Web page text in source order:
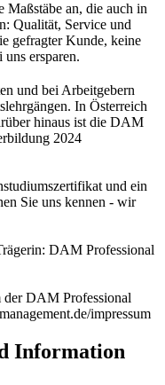
Maßstäbe an, die auch in
Qualität, Service und
gefragter Kunde, keine
ersparen.
und bei Arbeitgebern
In Österreich
hinaus ist die DAM
2024
und ein
Sie uns kennen - wir
DAM Professional
der DAM Professional
impressum
Information